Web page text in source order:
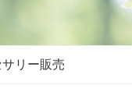
リー販売